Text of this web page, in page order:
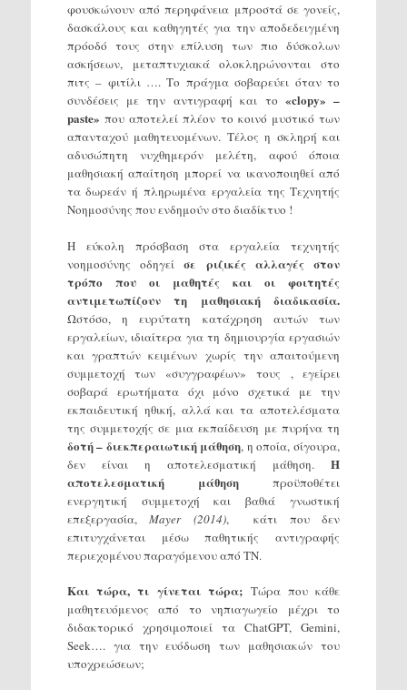
φουσκώνουν από περηφάνεια μπροστά σε γονείς,
δασκάλους και καθηγητές για την αποδεδειγμένη
πρόοδό τους στην επίλυση των πιο δύσκολων
ασκήσεων, μεταπτυχιακά ολοκληρώνονται στο
πιτς – φιτίλι …. Το πράγμα σοβαρεύει όταν το
συνδέσεις με την αντιγραφή και το «clopy» –
paste» που αποτελεί πλέον το κοινό μυστικό των
απανταχού μαθητευομένων. Τέλος η σκληρή και
αδυσώπητη νυχθημερόν μελέτη, αφού όποια
μαθησιακή απαίτηση μπορεί να ικανοποιηθεί από
τα δωρεάν ή πληρωμένα εργαλεία της Τεχνητής
Νοημοσύνης που ενδημούν στο διαδίκτυο !
Η εύκολη πρόσβαση στα εργαλεία τεχνητής
νοημοσύνης οδηγείσε ριζικές αλλαγές στον
τρόπο που οι μαθητές και οι φοιτητές
αντιμετωπίζουν τη μαθησιακή διαδικασία.
Ωστόσο, η ευρύτατη κατάχρηση αυτών των
εργαλείων, ιδιαίτερα για τη δημιουργία εργασιών
και γραπτών κειμένων χωρίς την απαιτούμενη
συμμετοχή των «συγγραφέων» τους , εγείρει
σοβαρά ερωτήματα όχι μόνο σχετικά με την
εκπαιδευτική ηθική, αλλά και τα αποτελέσματα
της συμμετοχής σε μια εκπαίδευση με πυρήνα τη
δοτή – διεκπεραιωτική μάθηση, η οποία, σίγουρα,
δεν είναι η αποτελεσματική μάθηση.Η
αποτελεσματική μάθηση προϋποθέτει
ενεργητική συμμετοχή και βαθιά γνωστική
επεξεργασία,Mayer (2014), κάτι που δεν
επιτυγχάνεται μέσω παθητικής αντιγραφής
περιεχομένου παραγόμενου από ΤΝ.
Και τώρα, τι γίνεται τώρα; Τώρα που κάθε
μαθητευόμενος από το νηπιαγωγείο μέχρι το
διδακτορικό χρησιμοποιεί τα ChatGPT, Gemini,
Seek…. για την ευόδωση των μαθησιακών του
υποχρεώσεων;